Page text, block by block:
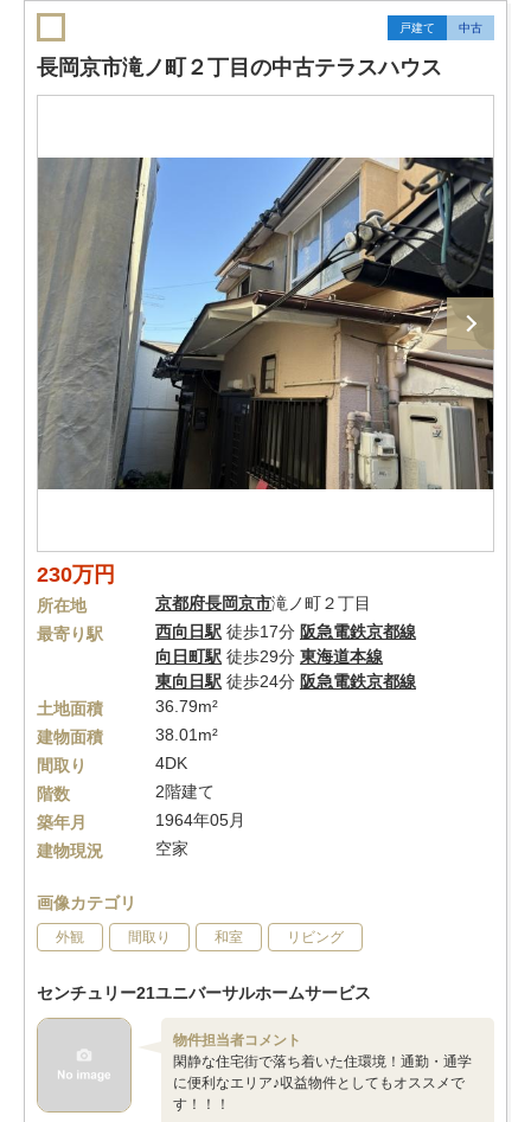
戸建て 中古
長岡京市滝ノ町２丁目の中古テラスハウス
230万円
所在地 京都府長岡京市滝ノ町２丁目
最寄り駅
西向日駅 徒歩17分 阪急電鉄京都線
向日町駅 徒歩29分 東海道本線
東向日駅 徒歩24分 阪急電鉄京都線
土地面積
36.79m²
建物面積
38.01m²
間取り
4DK
階数
2階建て
築年月
1964年05月
建物現況
空家
画像カテゴリ
外観 間取り 和室 リビング
センチュリー21ユニバーサルホームサービス
物件担当者コメント
閑静な住宅街で落ち着いた住環境！通勤・通学
に便利なエリア♪収益物件としてもオススメで
す！！！